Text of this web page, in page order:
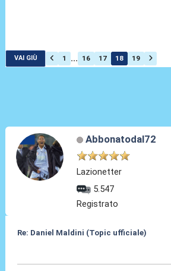
VAI GIÙ 1 ... 16 17 18 19
Abbonatodal72
Lazionetter
5.547
Registrato
Re: Daniel Maldini (Topic ufficiale)